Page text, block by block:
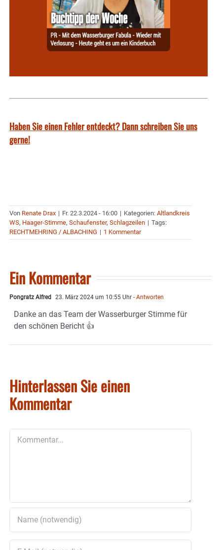
Haben Sie einen Fehler entdeckt? Dann schreiben Sie uns
gerne!
Von Renate Drax | Fr. 22.3.2024 - 16:00 | Kategorien: Altlandkreis
WS, Haager-Stimme, Schaufenster, Schlagzeilen | Tags:
RECHTMEHRING / ALBACHING | 1 Kommentar
Ein Kommentar
Pongratz Alfred 23. März 2024 um 10:55 Uhr - Antworten
Danke an das Team der Wasserburger Stimme für
den schönen Bericht 👍
Hinterlassen Sie einen
Kommentar